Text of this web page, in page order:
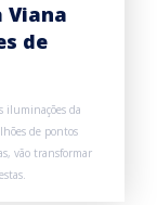
Viana
de
iluminações da
de pontos
vão transformar